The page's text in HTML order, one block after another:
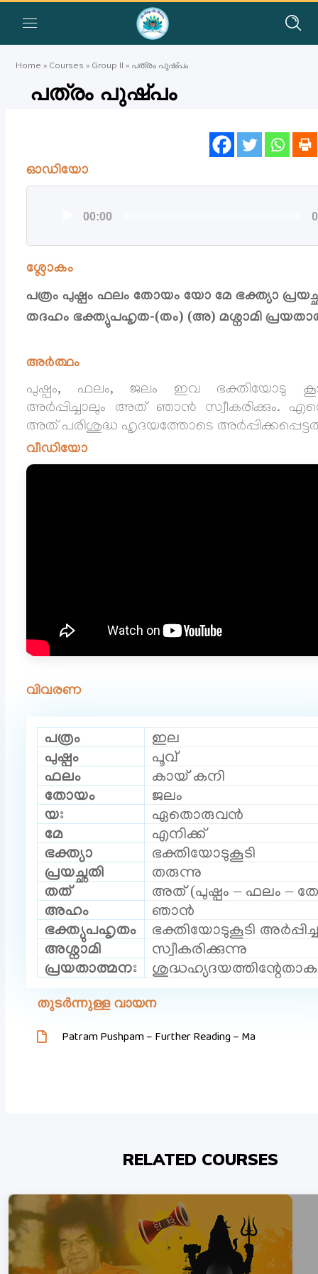
Home » Courses » Group II » പത്രം പുഷ്പം
പത്രം പുഷ്പം
ഓഡിയോ
ഓഡിയോ
00:00
ശ്ലോകം
പത്രം പുഷ്പം ഫലം തോയം യോ മേ ഭക്ത്യാ
തദഹം ഭക്ത്യുപഹൃത-(തം) (അ) മശ്നാമി
അർത്ഥം
പുഷ്പം, ഫലം, ജലം ഇവ ഭക്തിയോടു
അർപ്പിച്ചാലും അത് ഞാൻ സ്വീകരിക്കും.
അത് പരിശുദ്ധ ഹൃദയത്തോടെ
വീഡിയോ
വിവരണ
പത്രം
ഇല
പുഷ്പം
പൂവ്
ഫലം
കായ് കനി
തോയം
ജലം
യഃ
ഏതൊരുവൻ
മേ
എനിക്ക്
ഭക്ത്യാ
ഭക്തിയോടുകൂടി
പ്രയച്ഛതി
തരുന്നു
തത്
അത് (പുഷ്പം – ഫലം –
അഹം
ഞാൻ
ഭക്ത്യുപഹൃതം
ഭക്തിയോടുകൂടി
അശ്നാമി
സ്വീകരിക്കുന്നു
പ്രയതാത്മനഃ
തുടർന്നുള്ള വായന
Patram Pushpam – Further Reading – Ma
RELATED COURSES